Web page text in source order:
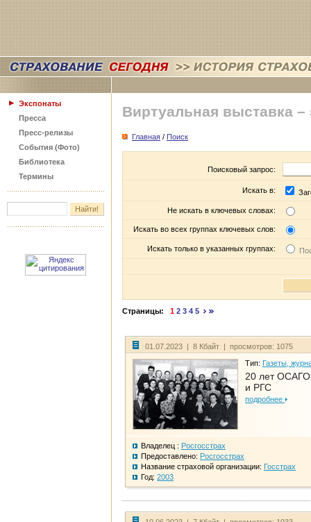
Экспонаты
Пресса
Пресс-релизы
События (Фото)
Библиотека
Термины
Виртуальная выставка –
Главная / Поиск
Поисковый запрос:
Искать в:
Не искать в ключевых словах:
Искать во всех группах ключевых слов:
Искать только в указанных группах:
Страницы: 1 2 3 4 5
01.07.2023 | 8 Кбайт | просмотров: 1075
Тип: Газеты,
20 лет
и РГС
подробнее
Владелец : Росгосстрах
Предоставлено: Росгосстрах
Название страховой организации: Госстрах
Год: 2003